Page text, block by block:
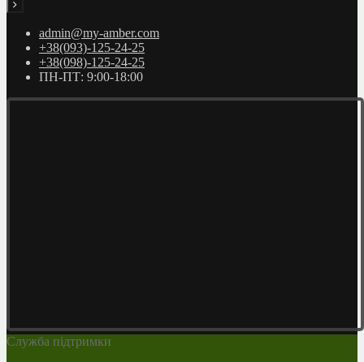
admin@my-amber.com
+38(093)-125-24-25
+38(098)-125-24-25
ПН-ПТ: 9:00-18:00
Служба підтримки